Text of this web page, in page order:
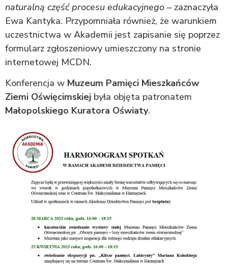
naturalną część procesu edukacyjnego – zaznaczyła
Ewa Kantyka. Przypomniała również, że warunkiem
uczestnictwa w Akademii jest zapisanie się poprzez
formularz zgłoszeniowy umieszczony na stronie
internetowej MCDN.
Konferencja w Muzeum Pamięci Mieszkańców
Ziemi Oświęcimskiej była objęta patronatem
Małopolskiego Kuratora Oświaty.